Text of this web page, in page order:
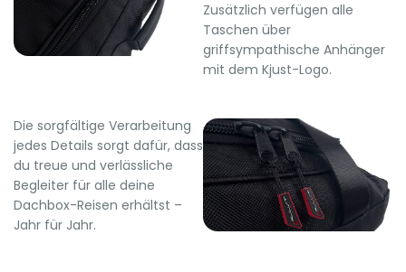
Zusätzlich verfügen alle
Taschen über
griffsympathische Anhänger
mit dem Kjust-Logo.
Die sorgfältige Verarbeitung
jedes Details sorgt dafür, dass
du treue und verlässliche
Begleiter für alle deine
Dachbox-Reisen erhältst –
Jahr für Jahr.